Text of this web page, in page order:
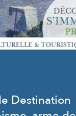
Destination